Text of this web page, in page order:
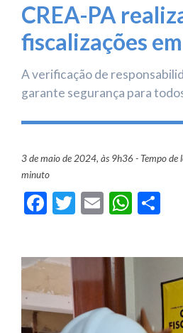
CREA-PA
fiscalizações
A verificação de
garante segurança para
3 de maio de 2024, às 9h36 - Tempo de
minuto
Facebook
Twitter
Email